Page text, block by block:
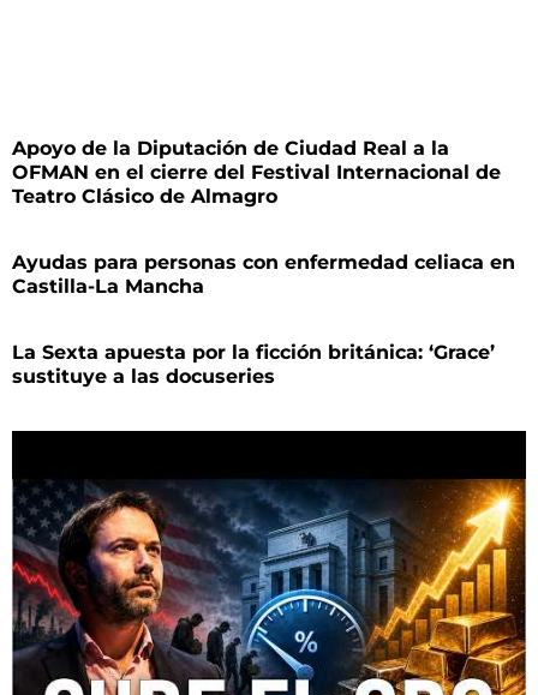
Apoyo de la Diputación de Ciudad Real a la
OFMAN en el cierre del Festival Internacional de
Teatro Clásico de Almagro
Ayudas para personas con enfermedad celiaca en
Castilla-La Mancha
La Sexta apuesta por la ficción británica: ‘Grace’
sustituye a las docuseries